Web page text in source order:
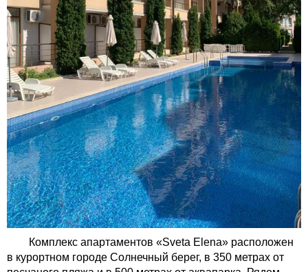
Комплекс апартаментов «Sveta Elena» расположен
в курортном городе Солнечный берег, в 350 метрах от